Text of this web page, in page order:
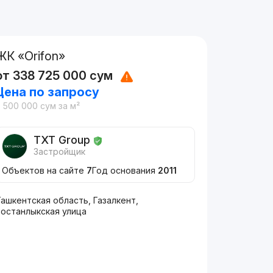
«Orifon»
338 725 000 сум
по запросу
500 000 сум за м²
TXT Group
Застройщик
Объектов на сайте 7Год основания 2011
область, Газалкент,
улица